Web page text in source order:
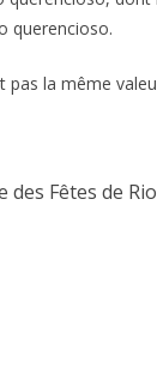
querencioso.
pas la même
Fêtes de